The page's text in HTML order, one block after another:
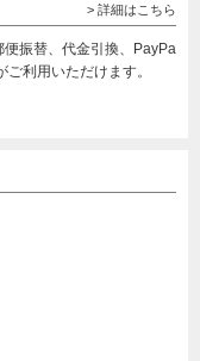
> 詳細はこちら
振替、代金引換、PayPa
利用いただけます。